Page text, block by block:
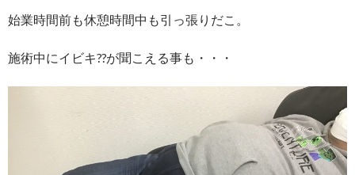
始業時間前も休憩時間中も引っ張りだこ。
施術中にイビキ??が聞こえる事も・・・